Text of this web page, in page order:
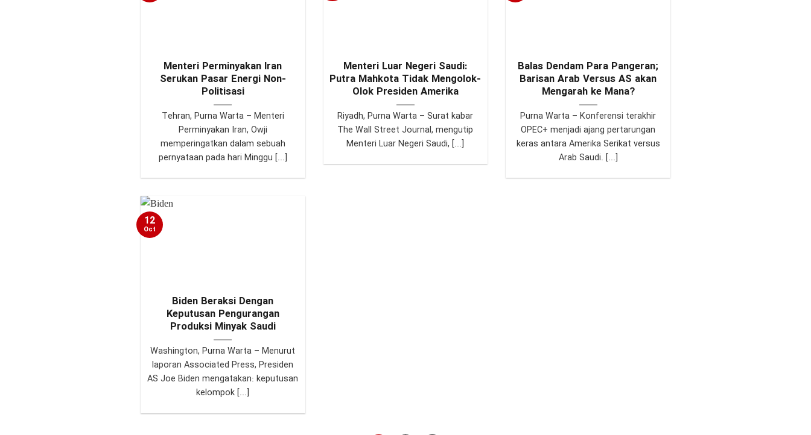
Menteri Perminyakan Iran
Serukan Pasar Energi Non-
Politisasi
Tehran, Purna Warta – Menteri
Perminyakan Iran, Owji
memperingatkan dalam sebuah
pernyataan pada hari Minggu [...]
Menteri Luar Negeri Saudi:
Putra Mahkota Tidak Mengolok-
Olok Presiden Amerika
Riyadh, Purna Warta – Surat kabar
The Wall Street Journal, mengutip
Menteri Luar Negeri Saudi, [...]
Balas Dendam Para Pangeran;
Barisan Arab Versus AS akan
Mengarah ke Mana?
Purna Warta – Konferensi terakhir
OPEC+ menjadi ajang pertarungan
keras antara Amerika Serikat versus
Arab Saudi. [...]
Biden Beraksi Dengan
Keputusan Pengurangan
Produksi Minyak Saudi
Washington, Purna Warta – Menurut
laporan Associated Press, Presiden
AS Joe Biden mengatakan: keputusan
kelompok [...]
12
Oct